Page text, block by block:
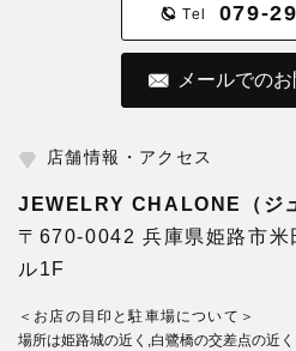
Tel 079-
メールでの
店舗情報・アクセス
JEWELRY CHALONE（ジ
〒670-0042 兵庫県姫路市
ル1F
＜お店の目印と駐車場について＞
場所は姫路城の近く,白鷺橋の交差点の近